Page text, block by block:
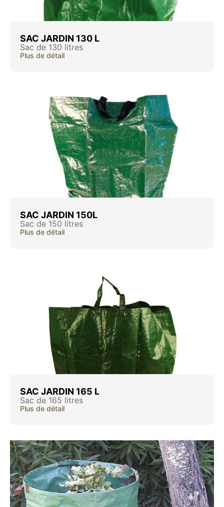
SAC JARDIN 130 L
Sac de 130 litres
Plus de détail
SAC JARDIN 150L
Sac de 150 litres
Plus de détail
SAC JARDIN 165 L
Sac de 165 litres
Plus de détail